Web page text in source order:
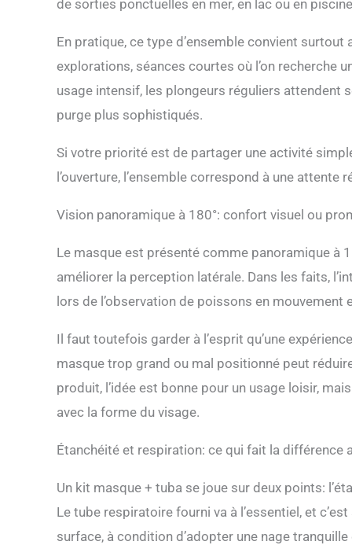
de sorties ponctuelles en mer, en lac ou en
En pratique, ce type d’ensemble convient
explorations, séances courtes où l’on recherche
usage intensif, les plongeurs réguliers attendent
purge plus sophistiqués.
Si votre priorité est de partager une activité
l’ouverture, l’ensemble correspond à une attente
Vision panoramique à 180°: confort visuel ou
Le masque est présenté comme panoramique à
améliorer la perception latérale. Dans les faits,
lors de l’observation de poissons en mouvement
Il faut toutefois garder à l’esprit qu’une
masque trop grand ou mal positionné peut
produit, l’idée est bonne pour un usage loisir,
avec la forme du visage.
Étanchéité et respiration: ce qui fait la différence
Un kit masque + tuba se joue sur deux points:
Le tube respiratoire fourni va à l’essentiel, et
surface, à condition d’adopter une nage